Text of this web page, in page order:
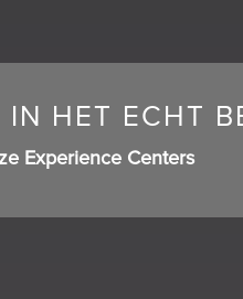
IN HET ECHT
Experience Centers